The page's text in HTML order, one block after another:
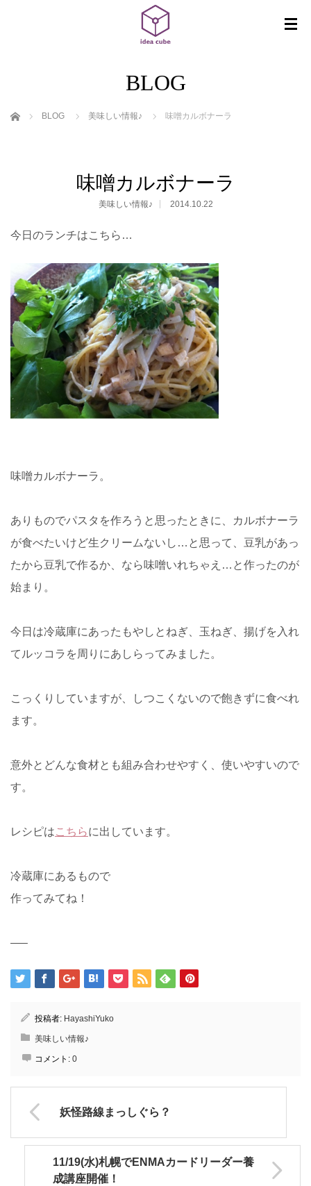
BLOG
ホーム BLOG 美味しい情報♪ 味噌カルボナーラ
味噌カルボナーラ
美味しい情報♪ 2014.10.22
今日のランチはこちら…
味噌カルボナーラ。
ありものでパスタを作ろうと思ったときに、カルボナーラ
が食べたいけど生クリームないし…と思って、豆乳があっ
たから豆乳で作るか、なら味噌いれちゃえ…と作ったのが
始まり。
今日は冷蔵庫にあったもやしとねぎ、玉ねぎ、揚げを入れ
てルッコラを周りにあしらってみました。
こっくりしていますが、しつこくないので飽きずに食べれ
ます。
意外とどんな食材とも組み合わせやすく、使いやすいので
す。
レシピはこちらに出しています。
冷蔵庫にあるもので
作ってみてね！
—–
投稿者: HayashiYuko
美味しい情報♪
コメント: 0
妖怪路線まっしぐら？
11/19(水)札幌でENMAカードリーダー養
成講座開催！